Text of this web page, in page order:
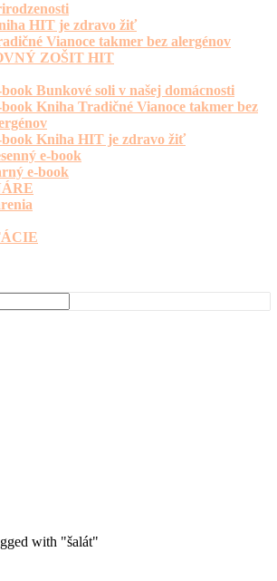
HIT je zdravo žiť
Vianoce takmer bez alergénov
ZOŠIT HIT
Bunkové soli v našej domácnosti
Kniha Tradičné Vianoce takmer bez
Kniha HIT je zdravo žiť
e-book
e-book
with "šalát"